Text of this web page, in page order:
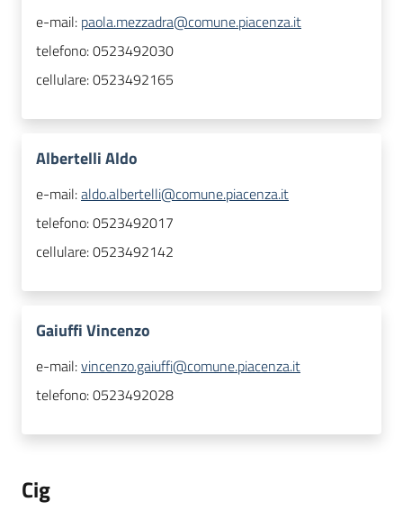
e-mail: paola.mezzadra@comune.piacenza.it
telefono:0523492030
cellulare:0523492165
Albertelli Aldo
e-mail:aldo.albertelli@comune.piacenza.it
telefono:0523492017
cellulare:0523492142
Gaiuffi Vincenzo
e-mail:vincenzo.gaiuffi@comune.piacenza.it
telefono:0523492028
Cig